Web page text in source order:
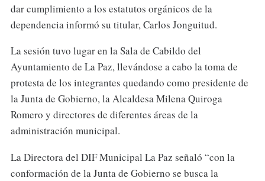
dar cumplimiento a los estatutos orgánicos de la
dependencia informó su titular, Carlos Jonguitud.
La sesión tuvo lugar en la Sala de Cabildo del
Ayuntamiento de La Paz, llevándose a cabo la toma de
protesta de los integrantes quedando como presidente de
la Junta de Gobierno, la Alcaldesa Milena Quiroga
Romero y directores de diferentes áreas de la
administración municipal.
La Directora del DIF Municipal La Paz señaló “con la
conformación de la Junta de Gobierno se busca la